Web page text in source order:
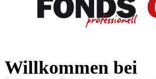
Willkommen bei